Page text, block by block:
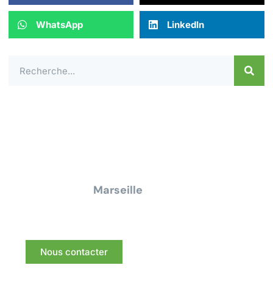
WhatsApp LinkedIn
Marseille
Nous contacter